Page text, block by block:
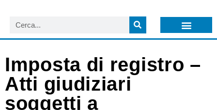
Imposta di registro –
Atti giudiziari
soggetti a